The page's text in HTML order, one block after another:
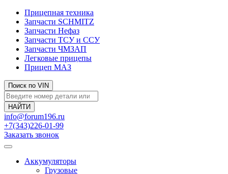
Прицепная техника
Запчасти SCHMITZ
Запчасти Нефаз
Запчасти ТСУ и ССУ
Запчасти ЧМЗАП
Легковые прицепы
Прицеп МАЗ
Поиск по VIN
info@forum196.ru
+7(343)226-01-99
Заказать звонок
Аккумуляторы
Грузовые